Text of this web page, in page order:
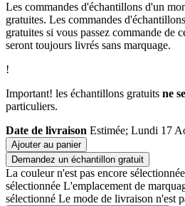
Les commandes d'échantillons d'un
gratuites. Les commandes
gratuites si vous passez commande de
seront toujours livrés sans marquage.
!
Important! les échantillons gratuits ne
particuliers.
Date de livraison Estimée; Lundi 17
Ajouter au panier
Demandez un échantillon gratuit
La couleur n'est pas encore sélectionnée
sélectionnée L'emplacement de
sélectionné Le mode de livraison n'est